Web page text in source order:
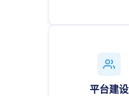
平台建设